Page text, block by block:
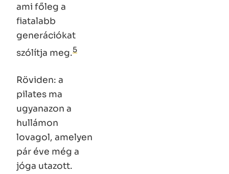
ami főleg a
fiatalabb
generációkat
szólítja meg.5
Röviden: a
pilates ma
ugyanazon a
hullámon
lovagol, amelyen
pár éve még a
jóga utazott.